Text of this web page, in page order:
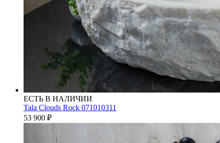
ЕСТЬ В НАЛИЧИИ
Tala Clouds Rock 071010311
53 900 ₽